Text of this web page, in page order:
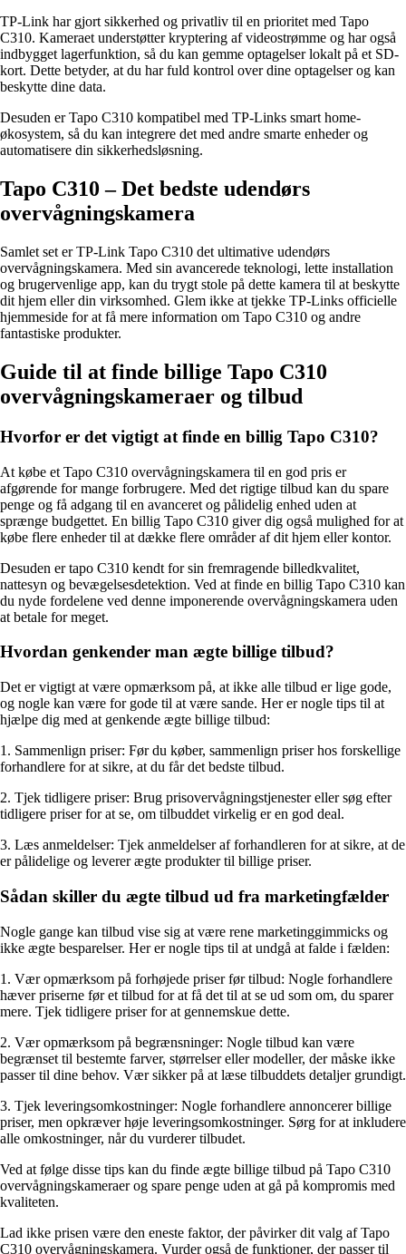
TP-Link har gjort sikkerhed og privatliv til en prioritet med Tapo
C310. Kameraet understøtter kryptering af videostrømme og har også
indbygget lagerfunktion, så du kan gemme optagelser lokalt på et SD-
kort. Dette betyder, at du har fuld kontrol over dine optagelser og kan
beskytte dine data.
Desuden er Tapo C310 kompatibel med TP-Links smart home-
økosystem, så du kan integrere det med andre smarte enheder og
automatisere din sikkerhedsløsning.
Tapo C310 – Det bedste udendørs
overvågningskamera
Samlet set er TP-Link Tapo C310 det ultimative udendørs
overvågningskamera. Med sin avancerede teknologi, lette installation
og brugervenlige app, kan du trygt stole på dette kamera til at beskytte
dit hjem eller din virksomhed. Glem ikke at tjekke TP-Links officielle
hjemmeside for at få mere information om Tapo C310 og andre
fantastiske produkter.
Guide til at finde billige Tapo C310
overvågningskameraer og tilbud
Hvorfor er det vigtigt at finde en billig Tapo C310?
At købe et Tapo C310 overvågningskamera til en god pris er
afgørende for mange forbrugere. Med det rigtige tilbud kan du spare
penge og få adgang til en avanceret og pålidelig enhed uden at
sprænge budgettet. En billig Tapo C310 giver dig også mulighed for at
købe flere enheder til at dække flere områder af dit hjem eller kontor.
Desuden er tapo C310 kendt for sin fremragende billedkvalitet,
nattesyn og bevægelsesdetektion. Ved at finde en billig Tapo C310 kan
du nyde fordelene ved denne imponerende overvågningskamera uden
at betale for meget.
Hvordan genkender man ægte billige tilbud?
Det er vigtigt at være opmærksom på, at ikke alle tilbud er lige gode,
og nogle kan være for gode til at være sande. Her er nogle tips til at
hjælpe dig med at genkende ægte billige tilbud:
1. Sammenlign priser: Før du køber, sammenlign priser hos forskellige
forhandlere for at sikre, at du får det bedste tilbud.
2. Tjek tidligere priser: Brug prisovervågningstjenester eller søg efter
tidligere priser for at se, om tilbuddet virkelig er en god deal.
3. Læs anmeldelser: Tjek anmeldelser af forhandleren for at sikre, at de
er pålidelige og leverer ægte produkter til billige priser.
Sådan skiller du ægte tilbud ud fra marketingfælder
Nogle gange kan tilbud vise sig at være rene marketinggimmicks og
ikke ægte besparelser. Her er nogle tips til at undgå at falde i fælden:
1. Vær opmærksom på forhøjede priser før tilbud: Nogle forhandlere
hæver priserne før et tilbud for at få det til at se ud som om, du sparer
mere. Tjek tidligere priser for at gennemskue dette.
2. Vær opmærksom på begrænsninger: Nogle tilbud kan være
begrænset til bestemte farver, størrelser eller modeller, der måske ikke
passer til dine behov. Vær sikker på at læse tilbuddets detaljer grundigt.
3. Tjek leveringsomkostninger: Nogle forhandlere annoncerer billige
priser, men opkræver høje leveringsomkostninger. Sørg for at inkludere
alle omkostninger, når du vurderer tilbudet.
Ved at følge disse tips kan du finde ægte billige tilbud på Tapo C310
overvågningskameraer og spare penge uden at gå på kompromis med
kvaliteten.
Lad ikke prisen være den eneste faktor, der påvirker dit valg af Tapo
C310 overvågningskamera. Vurder også de funktioner, der passer til